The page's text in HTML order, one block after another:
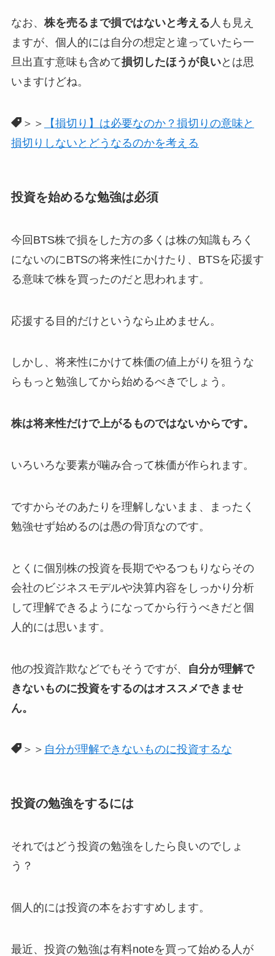
なお、 株を売るまで損ではないと考える 人も見え
ますが、個人的には自分の想定と違っていたら一
旦出直す意味も含めて損切したほうが良いとは思
いますけどね。
＞＞
【損切り】は必要なのか？損切りの意味と
損切りしないとどうなるのかを考える
投資を始めるな勉強は必須
今回BTS株で損をした方の多くは株の知識もろく
にないのにBTSの将来性にかけたり、BTSを応援す
る意味で株を買ったのだと思われます。
応援する目的だけというなら止めません。
しかし、将来性にかけて株価の値上がりを狙うな
らもっと勉強してから始めるべきでしょう。
株は将来性だけで上がるものではないからです。
いろいろな要素が噛み合って株価が作られます。
ですからそのあたりを理解しないまま、まったく
勉強せず始めるのは愚の骨頂なのです。
とくに個別株の投資を長期でやるつもりならその
会社のビジネスモデルや決算内容をしっかり分析
して理解できるようになってから行うべきだと個
人的には思います。
他の投資詐欺などでもそうですが、
自分が理解で
きないものに投資をするのはオススメできませ
ん。
＞＞ 自分が理解できないものに投資するな
投資の勉強をするには
それではどう投資の勉強をしたら良いのでしょ
う？
個人的には投資の本をおすすめします。
最近、投資の勉強は有料noteを買って始める人が